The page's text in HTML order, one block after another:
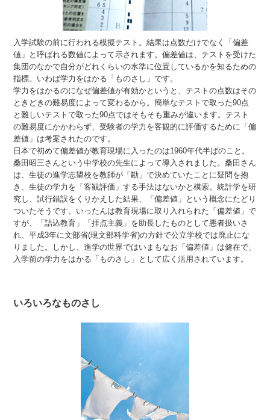
入学試験の前に行われる模擬テスト。結果は点数だけでなく「偏差
値」と呼ばれる数値によって示されます。偏差値は、テストを受けた
集団のなかで自分がどれくらいの水準に位置しているかを知るための
指標。いわば学力をはかる「ものさし」です。
学力をはかるのになぜ偏差値が有効かというと、テストの点数はその
ときどきの難易度によって変わるから。簡単なテストで取った90点
と難しいテストで取った90点ではそもそも重みが違います。テスト
の難易度にかかわらず、受験者の学力を客観的に評価するために「偏
差値」は考案されたのです。
日本で初めて偏差値が教育現場に入ったのは1960年代半ばのこと。
桑田昭三さんという中学校の先生によって導入されました。桑田さん
は、生徒の進学志望校を教師が「勘」で決めていたことに疑問を抱
き、生徒の学力を「客観評価」する手法はないかと模索。統計学を研
究し、試行錯誤をくりかえした結果、「偏差値」という概念にたどり
ついたそうです。いったんは教育現場に取り入れられた「偏差値」で
すが、「詰込教育」「拝点主義」を助長したものとして悪者扱いさ
れ、平成3年に文部省(現文部科学省)の方針で公立学校では廃止にな
りました。しかし、進学の世界ではいまもなお「偏差値」は健在で、
入学前の学力をはかる「ものさし」として広く活用されています。
いろいろなものさし